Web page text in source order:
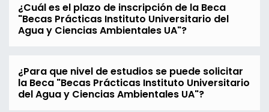
¿Cuál es el plazo de inscripción de la Beca
"Becas Prácticas Instituto Universitario del
Agua y Ciencias Ambientales UA"?
¿Para que nivel de estudios se puede solicitar
la Beca "Becas Prácticas Instituto Universitario
del Agua y Ciencias Ambientales UA"?